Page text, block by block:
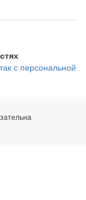
с персональной